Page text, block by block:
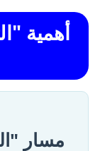
أهمية
مسار